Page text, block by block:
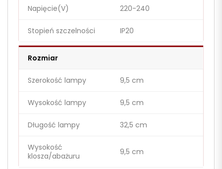
Napięcie(V) 220-240
Stopień szczelności IP20
Rozmiar
Szerokość lampy 9,5 cm
Wysokość lampy 9,5 cm
Długość lampy 32,5 cm
Wysokość
klosza/abażuru
9,5 cm